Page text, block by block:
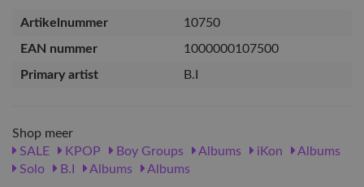
Artikelnummer
10750
EAN nummer
1000000107500
Primary artist
B.I
Shop meer
SALE
KPOP Boy Groups Albums iKon
Albums
Solo
B.I Albums Albums